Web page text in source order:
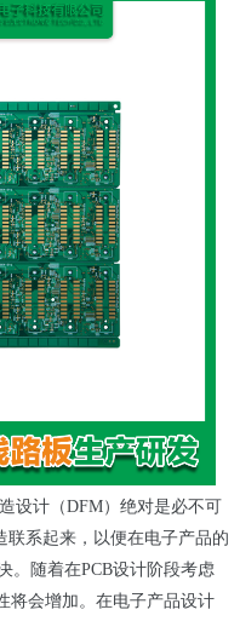
计（DFM）绝对是必不可
联系起来，以便在电子产品的
。随着在PCB设计阶段考虑
将会增加。在电子产品设计